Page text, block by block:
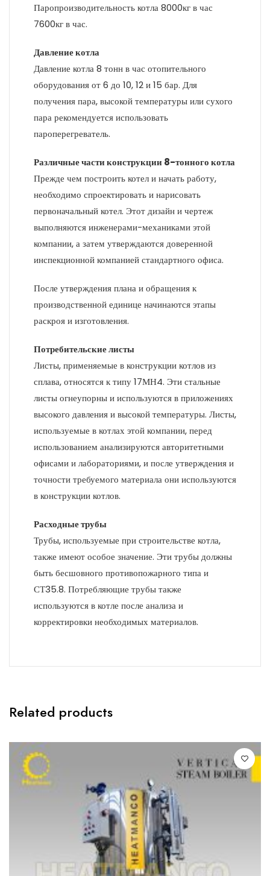
Паропроизводительность котла 8000кг в час
7600кг в час.
Давление котла
Давление котла 8 тонн в час отопительного
оборудования от 6 до 10, 12 и 15 бар. Для
получения пара, высокой температуры или сухого
пара рекомендуется использовать
пароперегреватель.
Различные части конструкции 8-тонного котла
Прежде чем построить котел и начать работу,
необходимо спроектировать и нарисовать
первоначальный котел. Этот дизайн и чертеж
выполняются инженерами-механиками этой
компании, а затем утверждаются доверенной
инспекционной компанией стандартного офиса.
После утверждения плана и обращения к
производственной единице начинаются этапы
раскроя и изготовления.
Потребительские листы
Листы, применяемые в конструкции котлов из
сплава, относятся к типу 17МН4. Эти стальные
листы огнеупорны и используются в приложениях
высокого давления и высокой температуры. Листы,
используемые в котлах этой компании, перед
использованием анализируются авторитетными
офисами и лабораториями, и после утверждения и
точности требуемого материала они используются
в конструкции котлов.
Расходные трубы
Трубы, используемые при строительстве котла,
также имеют особое значение. Эти трубы должны
быть бесшовного противопожарного типа и
СТ35.8. Потребляющие трубы также
используются в котле после анализа и
корректировки необходимых материалов.
Related products